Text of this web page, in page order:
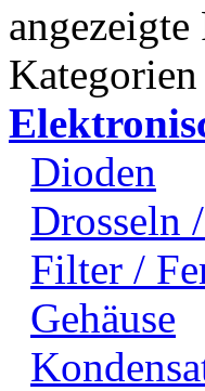
Kategorien
Dioden
Drosseln
Filter /
Gehäuse